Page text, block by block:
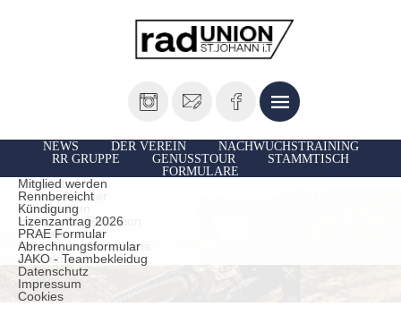
NEWS DER VEREIN
Vorstand
Unsere Sportler
TrainerInnen
Historie der Radunion
Presseberichte
Leistungen des Vereins
statuten
Datenschutz
Impressum
Cookies
NACHWUCHSTRAINING
RR GRUPPE
Ausfahrten
GENUSSTOUR
STAMMTISCH
FORMULARE
Mitglied werden
Rennbereicht
Kündigung
Lizenzantrag 2026
PRAE Formular
Abrechnungsformular
JAKO - Teambekleidug